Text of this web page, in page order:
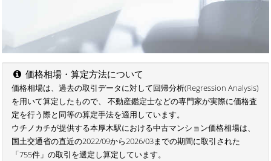
価格相場・算定方法について
価格相場は、過去の取引データに対して回帰分析(Regression Analysis)
を用いて算定したもので、 不動産鑑定士などの専門家が実際に価格査
定を行う際と同等の算定手法を適用しています。
ウチノカチが提供する本厚木駅における中古マンション価格相場は、
国土交通省の直近の2022/09から2026/03までの期間に取引された
「755件」の取引を選定し算定しています。